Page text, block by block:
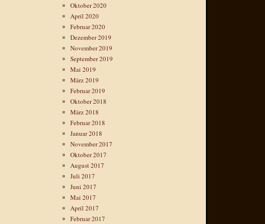
Oktober 2020
April 2020
Februar 2020
Dezember 2019
November 2019
September 2019
Mai 2019
März 2019
Februar 2019
Oktober 2018
März 2018
Februar 2018
Januar 2018
November 2017
Oktober 2017
August 2017
Juli 2017
Juni 2017
Mai 2017
April 2017
Februar 2017